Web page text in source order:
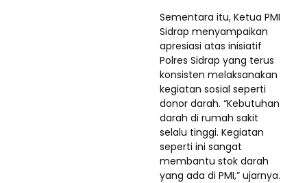
Sementara itu, Ketua PMI
Sidrap menyampaikan
apresiasi atas inisiatif
Polres Sidrap yang terus
konsisten melaksanakan
kegiatan sosial seperti
donor darah. “Kebutuhan
darah di rumah sakit
selalu tinggi. Kegiatan
seperti ini sangat
membantu stok darah
yang ada di PMI,” ujarnya.